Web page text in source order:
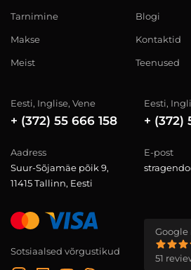
Tarnimine
Makse
Meist
Blogi
Kontaktid
Teenused
Eesti, Inglise, Vene
+ (372) 55 666 158
Eesti,
+ (372)
Aadress
Suur-Sõjamäe põik 9,
11415 Tallinn, Eesti
E-post
Sotsiaalsed võrgustikud
Google
51